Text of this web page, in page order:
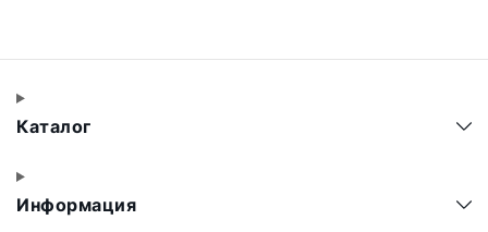
Каталог
Информация